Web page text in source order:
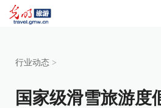
行业动态 >
国家级滑雪旅游度